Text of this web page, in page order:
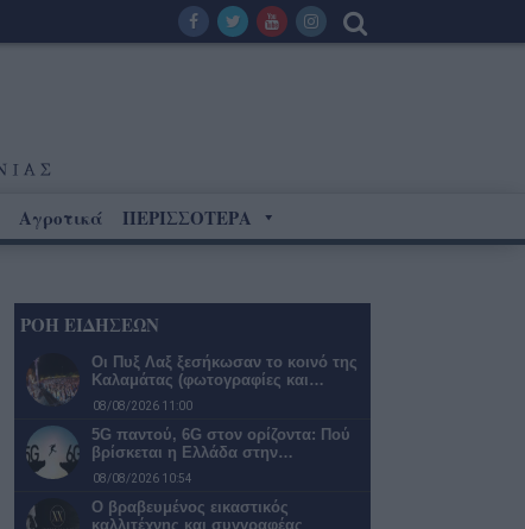
Αγροτικά ΠΕΡΙΣΣΟΤΕΡΑ
ΡΟΗ ΕΙΔΗΣΕΩΝ
Οι Πυξ Λαξ ξεσήκωσαν το κοινό της
Καλαμάτας (φωτογραφίες και…
08/08/2026 11:00
5G παντού, 6G στον ορίζοντα: Πού
βρίσκεται η Ελλάδα στην…
08/08/2026 10:54
Ο βραβευμένος εικαστικός
καλλιτέχνης και συγγραφέας